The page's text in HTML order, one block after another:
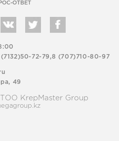
ОТВЕТ
72-79,8 (707)710-80-97
49
KrepMaster Group